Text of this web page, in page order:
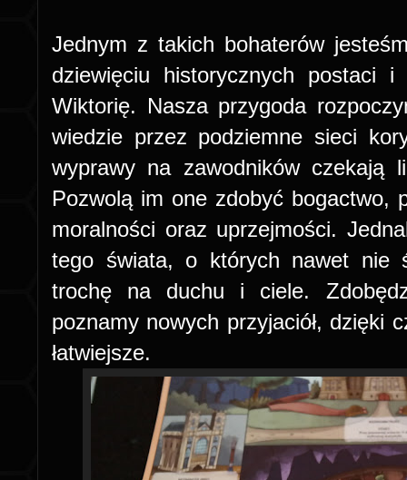
Jednym z takich bohaterów
dziewięciu historycznych postaci
Wiktorię. Nasza przygoda
wiedzie przez podziemne sieci
wyprawy na zawodników czekają
Pozwolą im one zdobyć bogactwo,
moralności oraz uprzejmości.
tego świata, o których nawet nie
trochę na duchu i ciele.
poznamy nowych przyjaciół, dzięki
łatwiejsze.